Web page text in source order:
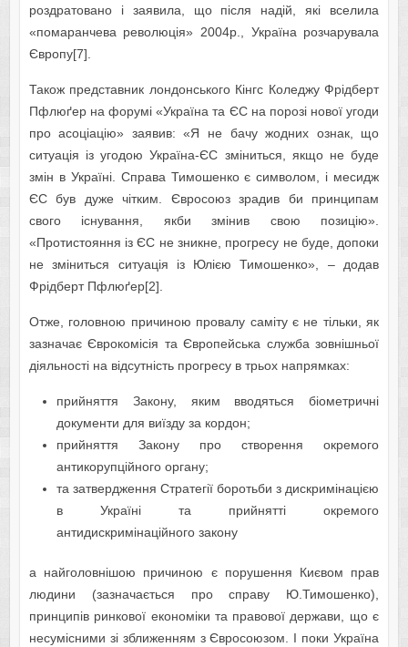
роздратовано і заявила, що після надій, які вселила
«помаранчева революція» 2004р., Україна розчарувала
Європу[7].
Також представник лондонського Кінгс Коледжу Фрідберт
Пфлюґер на форумі «Україна та ЄС на порозі нової угоди
про асоціацію» заявив: «Я не бачу жодних ознак, що
ситуація із угодою Україна-ЄС зміниться, якщо не буде
змін в Україні. Справа Тимошенко є символом, і месидж
ЄС був дуже чітким. Євросоюз зрадив би принципам
свого існування, якби змінив свою позицію».
«Протистояння із ЄС не зникне, прогресу не буде, допоки
не зміниться ситуація із Юлією Тимошенко», – додав
Фрідберт Пфлюґер[2].
Отже, головною причиною провалу саміту є не тільки, як
зазначає Єврокомісія та Європейська служба зовнішньої
діяльності на відсутність прогресу в трьох напрямках:
прийняття Закону, яким вводяться біометричні
документи для виїзду за кордон;
прийняття Закону про створення окремого
антикорупційного органу;
та затвердження Стратегії боротьби з дискримінацією
в Україні та прийнятті окремого
антидискримінаційного закону
а найголовнішою причиною є порушення Києвом прав
людини (зазначається про справу Ю.Тимошенко),
принципів ринкової економіки та правової держави, що є
несумісними зі зближенням з Євросоюзом. І поки Україна